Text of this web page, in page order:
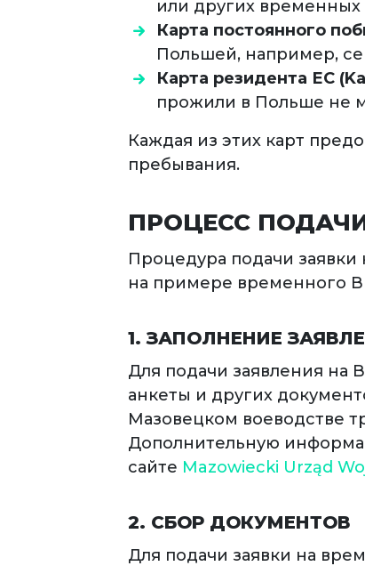
или других
Карта постоянного
Польшей, например,
Карта резидента ЕС
прожили в Польше не
Каждая из этих карт
пребывания.
ПРОЦЕСС
Процедура подачи
на примере временного
1. ЗАПОЛНЕНИЕ
Для подачи заявления на
анкеты и других
Мазовецком воеводстве
Дополнительную
сайте Mazowiecki Urząd
2. СБОР ДОКУМЕНТОВ
Для подачи заявки на